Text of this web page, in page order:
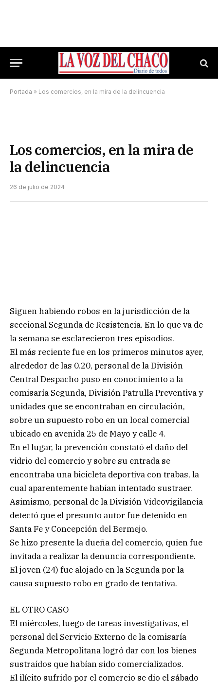
Portada » Los comercios, en la mira de la delincuencia
Los comercios, en la mira de
la delincuencia
26 de julio de 2024
Siguen habiendo robos en la jurisdicción de la
seccional Segunda de Resistencia. En lo que va de
la semana se esclarecieron tres episodios.
El más reciente fue en los primeros minutos ayer,
alrededor de las 0.20, personal de la División
Central Despacho puso en conocimiento a la
comisaría Segunda, División Patrulla Preventiva y
unidades que se encontraban en circulación,
sobre un supuesto robo en un local comercial
ubicado en avenida 25 de Mayo y calle 4.
En el lugar, la prevención constató el daño del
vidrio del comercio y sobre su entrada se
encontraba una bicicleta deportiva con trabas, la
cual aparentemente habían intentado sustraer.
Asimismo, personal de la División Videovigilancia
detectó que el presunto autor fue detenido en
Santa Fe y Concepción del Bermejo.
Se hizo presente la dueña del comercio, quien fue
invitada a realizar la denuncia correspondiente.
El joven (24) fue alojado en la Segunda por la
causa supuesto robo en grado de tentativa.
EL OTRO CASO
El miércoles, luego de tareas investigativas, el
personal del Servicio Externo de la comisaría
Segunda Metropolitana logró dar con los bienes
sustraídos que habían sido comercializados.
El ilícito sufrido por el comercio se dio el sábado